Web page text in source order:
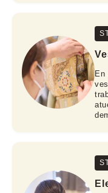
En